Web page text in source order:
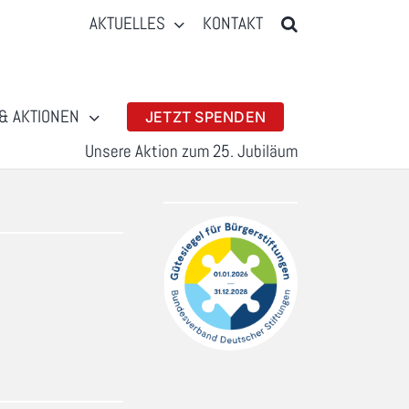
AKTUELLES KONTAKT
AKTIONEN JETZT SPENDEN
Unsere Aktion zum 25. Jubiläum